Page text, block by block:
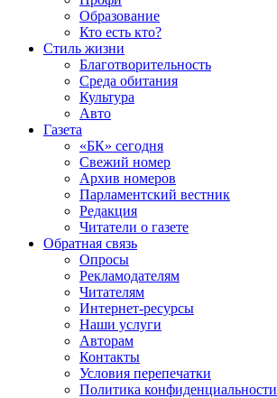
Образование
Кто есть кто?
Стиль жизни
Благотворительность
Среда обитания
Культура
Авто
Газета
«БК» сегодня
Свежий номер
Архив номеров
Парламентский вестник
Редакция
Читатели о газете
Обратная связь
Опросы
Рекламодателям
Читателям
Интернет-ресурсы
Наши услуги
Авторам
Контакты
Условия перепечатки
Политика конфиденциальности